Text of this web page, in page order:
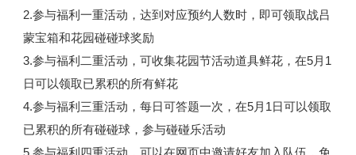
2.参与福利一重活动，达到对应预约人数时，即可领取战吕
蒙宝箱和花园碰碰球奖励
3.参与福利二重活动，可收集花园节活动道具鲜花，在5月1
日可以领取已累积的所有鲜花
4.参与福利三重活动，每日可答题一次，在5月1日可以领取
已累积的所有碰碰球，参与碰碰乐活动